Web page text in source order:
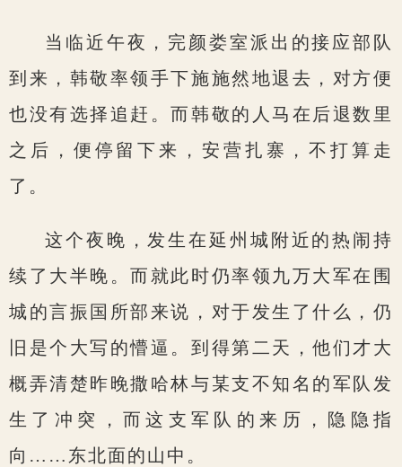
当临近午夜，完颜娄室派出的接应部队
到来，韩敬率领手下施施然地退去，对方便
也没有选择追赶。而韩敬的人马在后退数里
之后，便停留下来，安营扎寨，不打算走
了。
这个夜晚，发生在延州城附近的热闹持
续了大半晚。而就此时仍率领九万大军在围
城的言振国所部来说，对于发生了什么，仍
旧是个大写的懵逼。到得第二天，他们才大
概弄清楚昨晚撒哈林与某支不知名的军队发
生了冲突，而这支军队的来历，隐隐指
向……东北面的山中。